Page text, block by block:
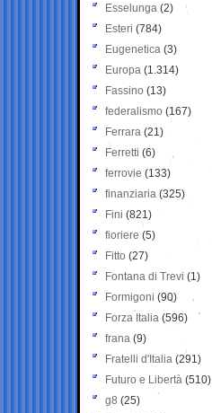
Esselunga (2)
Esteri (784)
Eugenetica (3)
Europa (1.314)
Fassino (13)
federalismo (167)
Ferrara (21)
Ferretti (6)
ferrovie (133)
finanziaria (325)
Fini (821)
fioriere (5)
Fitto (27)
Fontana di Trevi (1)
Formigoni (90)
Forza Italia (596)
frana (9)
Fratelli d'Italia (291)
Futuro e Libertà (510)
g8 (25)